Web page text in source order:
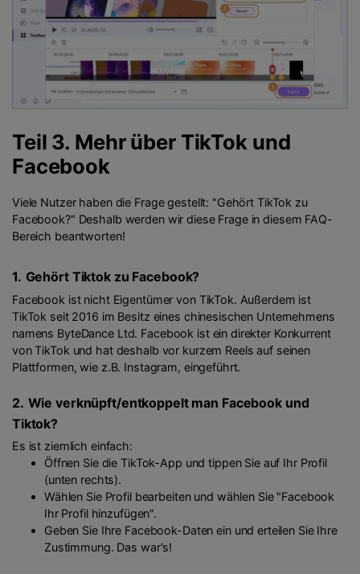
Teil 3. Mehr über TikTok und
Facebook
Viele Nutzer haben die Frage gestellt: "Gehört TikTok zu
Facebook?" Deshalb werden wir diese Frage in diesem FAQ-
Bereich beantworten!
1. Gehört Tiktok zu Facebook?
Facebook ist nicht Eigentümer von TikTok. Außerdem ist
TikTok seit 2016 im Besitz eines chinesischen Unternehmens
namens ByteDance Ltd. Facebook ist ein direkter Konkurrent
von TikTok und hat deshalb vor kurzem Reels auf seinen
Plattformen, wie z.B. Instagram, eingeführt.
2. Wie verknüpft/entkoppelt man Facebook und
Tiktok?
Es ist ziemlich einfach:
Öffnen Sie die TikTok-App und tippen Sie auf Ihr Profil
(unten rechts).
Wählen Sie Profil bearbeiten und wählen Sie "Facebook
Ihr Profil hinzufügen".
Geben Sie Ihre Facebook-Daten ein und erteilen Sie Ihre
Zustimmung. Das war's!